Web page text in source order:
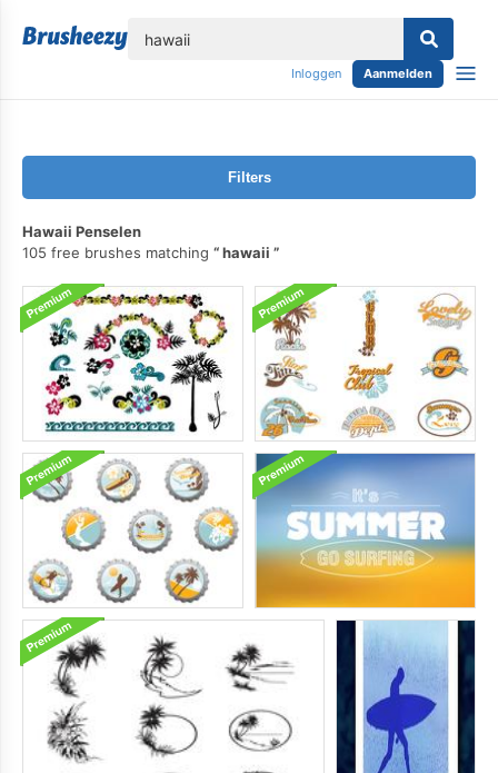
Inloggen Aanmelden
Filters
Hawaii Penselen
105 free brushes matching
hawaii